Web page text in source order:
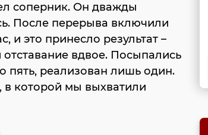
соперник. Он дважды
После перерыва включили
и это принесло результат –
вдвое. Посыпались
пять, реализован лишь один.
в которой мы выхватили